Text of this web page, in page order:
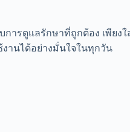
รดูแลรักษาที่ถูกต้อง เพียงใ
งานได้อย่างมั่นใจในทุกวัน